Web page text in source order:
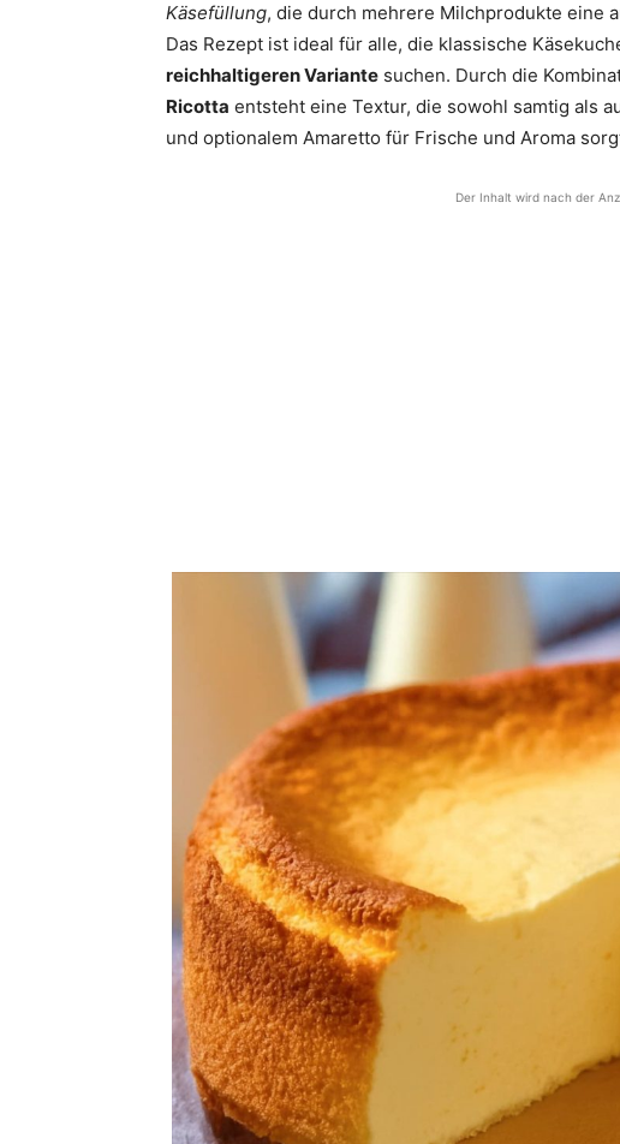
Käsefüllung, die durch mehrere Milchprodukte eine
Das Rezept ist ideal für alle, die klassische
reichhaltigeren Variante suchen. Durch die
Ricotta entsteht eine Textur, die sowohl samtig als
und optionalem Amaretto für Frische und Aroma
Der Inhalt wird nach der